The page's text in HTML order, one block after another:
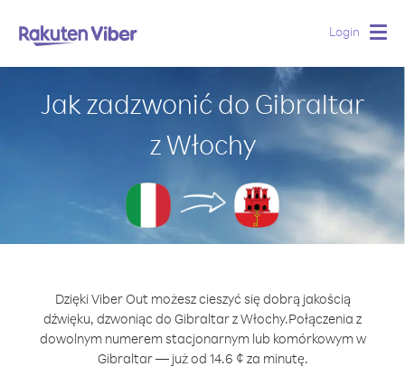
Login
Jak zadzwonić do Gibraltar
z Włochy
Dzięki Viber Out możesz cieszyć się dobrą jakością
dźwięku, dzwoniąc do Gibraltar z Włochy.Połączenia z
dowolnym numerem stacjonarnym lub komórkowym w
Gibraltar — już od 14.6 ¢ za minutę.